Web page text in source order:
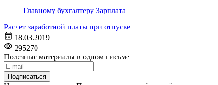
Главному бухгалтеру Зарплата
Расчет заработной платы при отпуске
18.03.2019
295270
Полезные материалы в одном письме
Подписаться